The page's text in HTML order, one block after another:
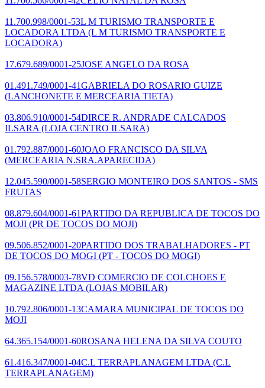
11.700.998/0001-53L M TURISMO TRANSPORTE E
LOCADORA LTDA (L M TURISMO TRANSPORTE E
LOCADORA)
17.679.689/0001-25JOSE ANGELO DA ROSA
01.491.749/0001-41GABRIELA DO ROSARIO GUIZE
(LANCHONETE E MERCEARIA TIETA)
03.806.910/0001-54DIRCE R. ANDRADE CALCADOS
ILSARA (LOJA CENTRO ILSARA)
01.792.887/0001-60JOAO FRANCISCO DA SILVA
(MERCEARIA N.SRA.APARECIDA)
12.045.590/0001-58SERGIO MONTEIRO DOS SANTOS - SMS
FRUTAS
08.879.604/0001-61PARTIDO DA REPUBLICA DE TOCOS DO
MOJI (PR DE TOCOS DO MOJI)
09.506.852/0001-20PARTIDO DOS TRABALHADORES - PT
DE TOCOS DO MOGI (PT - TOCOS DO MOGI)
09.156.578/0003-78VD COMERCIO DE COLCHOES E
MAGAZINE LTDA (LOJAS MOBILAR)
10.792.806/0001-13CAMARA MUNICIPAL DE TOCOS DO
MOJI
64.365.154/0001-60ROSANA HELENA DA SILVA COUTO
61.416.347/0001-04C.L TERRAPLANAGEM LTDA (C.L
TERRAPLANAGEM)